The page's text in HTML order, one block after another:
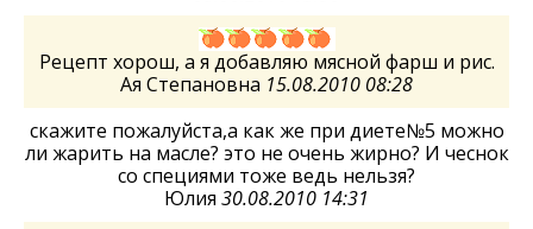
Рецепт хорош, а я добавляю мясной фарш и рис.
Ая Степановна 15.08.2010 08:28
скажите пожалуйста,а как же при диете№5 можно
ли жарить на масле? это не очень жирно? И чеснок
со специями тоже ведь нельзя?
Юлия 30.08.2010 14:31